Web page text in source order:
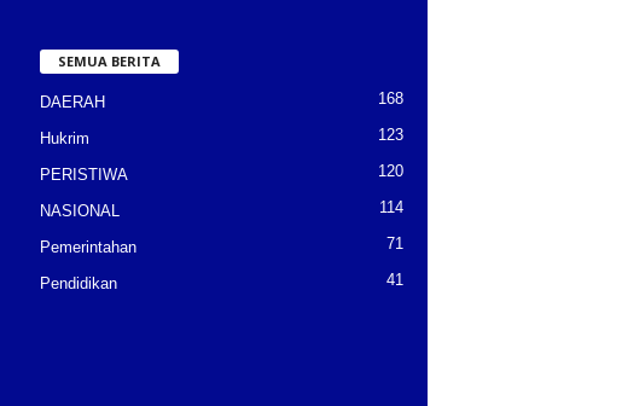
SEMUA BERITA
DAERAH 168
Hukrim 123
PERISTIWA 120
NASIONAL 114
Pemerintahan 71
Pendidikan 41